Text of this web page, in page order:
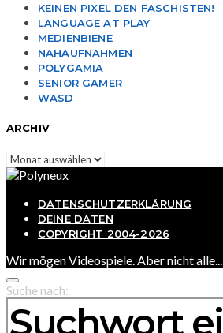
KEINEN PIXEL DEN FASCHISTEN!
LANGUAGE AT PLAY
MEDIENBIENE
NAHAUFNAHMEN
POLYGAMIA
SENIOR GAMER
WASD
ARCHIV
Archiv
DATENSCHUTZERKLÄRUNG
DEINE DATEN
COPYRIGHT 2004-2026
Wir mögen Videospiele. Aber nicht alle...
Suche nach: